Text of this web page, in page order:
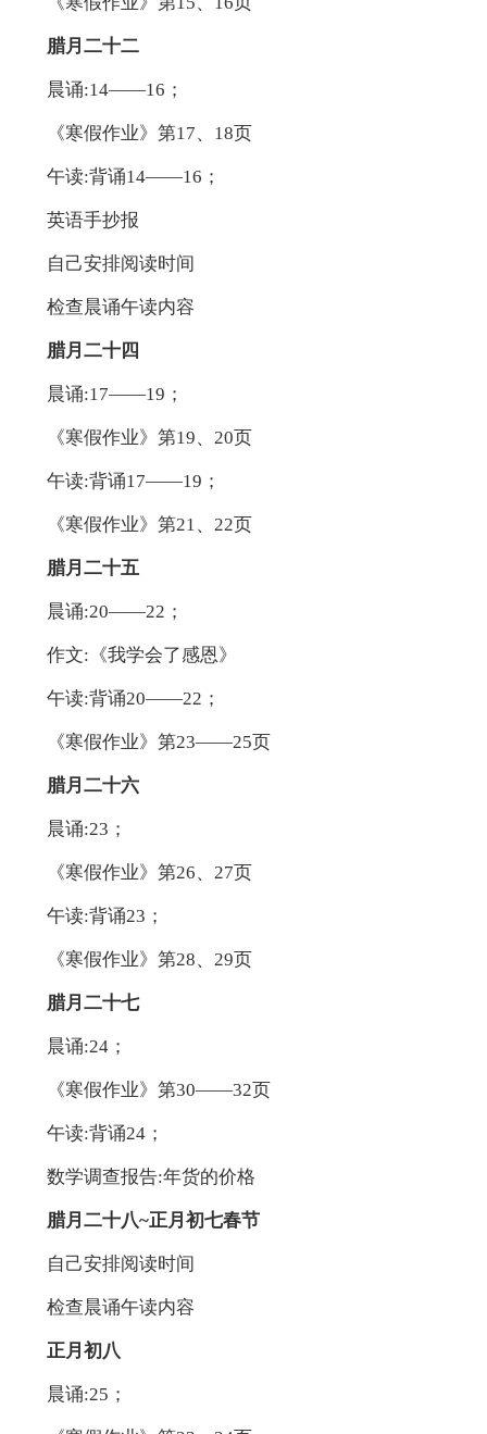
腊月二十二
晨诵:14——16；
《寒假作业》第17、18页
午读:背诵14——16；
英语手抄报
自己安排阅读时间
检查晨诵午读内容
腊月二十四
晨诵:17——19；
《寒假作业》第19、20页
午读:背诵17——19；
《寒假作业》第21、22页
腊月二十五
晨诵:20——22；
作文:《我学会了感恩》
午读:背诵20——22；
《寒假作业》第23——25页
腊月二十六
晨诵:23；
《寒假作业》第26、27页
午读:背诵23；
《寒假作业》第28、29页
腊月二十七
晨诵:24；
《寒假作业》第30——32页
午读:背诵24；
数学调查报告:年货的价格
腊月二十八~正月初七春节
自己安排阅读时间
检查晨诵午读内容
正月初八
晨诵:25；